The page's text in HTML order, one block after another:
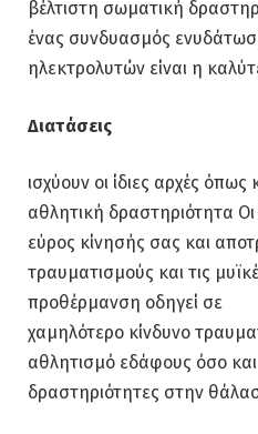
βέλτιστη σωματική
ένας συνδυασμός
ηλεκτρολυτών είναι η
Διατάσεις
ισχύουν οι ίδιες αρχές
αθλητική δραστηριότητα
εύρος κίνησής σας και
τραυματισμούς και τις
προθέρμανση οδηγεί σε
χαμηλότερο κίνδυνο
αθλητισμό εδάφους όσο και
δραστηριότητες στην